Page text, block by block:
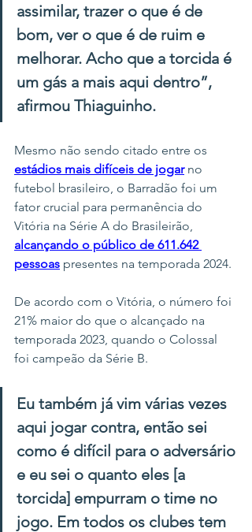
assimilar, trazer o que é de
bom, ver o que é de ruim e
melhorar. Acho que a torcida é
um gás a mais aqui dentro”,
afirmou Thiaguinho.
Mesmo não sendo citado entre os
estádios mais difíceis de jogar no
futebol brasileiro, o Barradão foi um
fator crucial para permanência do
Vitória na Série A do Brasileirão,
alcançando o público de 611.642
pessoas presentes na temporada 2024.
De acordo com o Vitória, o número foi
21% maior do que o alcançado na
temporada 2023, quando o Colossal
foi campeão da Série B.
Eu também já vim várias vezes
aqui jogar contra, então sei
como é difícil para o adversário
e eu sei o quanto eles [a
torcida] empurram o time no
jogo. Em todos os clubes tem